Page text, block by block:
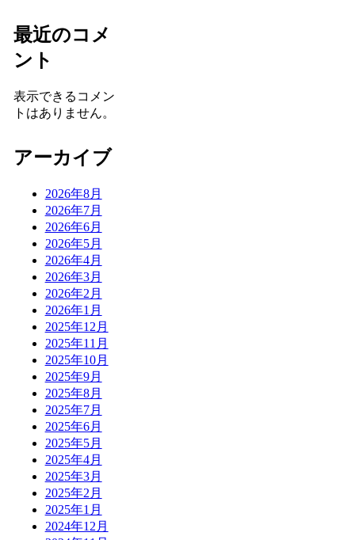
最近のコメ
ント
表示できるコメン
トはありません。
アーカイブ
2026年8月
2026年7月
2026年6月
2026年5月
2026年4月
2026年3月
2026年2月
2026年1月
2025年12月
2025年11月
2025年10月
2025年9月
2025年8月
2025年7月
2025年6月
2025年5月
2025年4月
2025年3月
2025年2月
2025年1月
2024年12月